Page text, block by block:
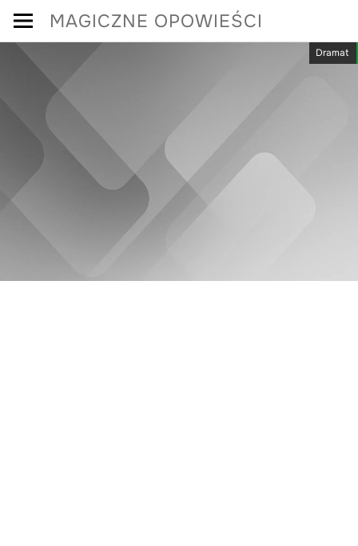
Skip
MAGICZNE OPOWIEŚCI
Dramat